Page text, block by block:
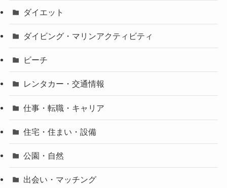
ダイエット
ダイビング・マリンアクティビティ
ビーチ
レンタカー・交通情報
仕事・転職・キャリア
住宅・住まい・設備
公園・自然
出会い・マッチング